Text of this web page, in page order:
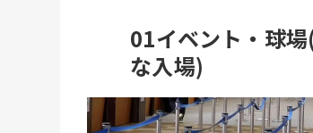
01イベント・球
な入場)